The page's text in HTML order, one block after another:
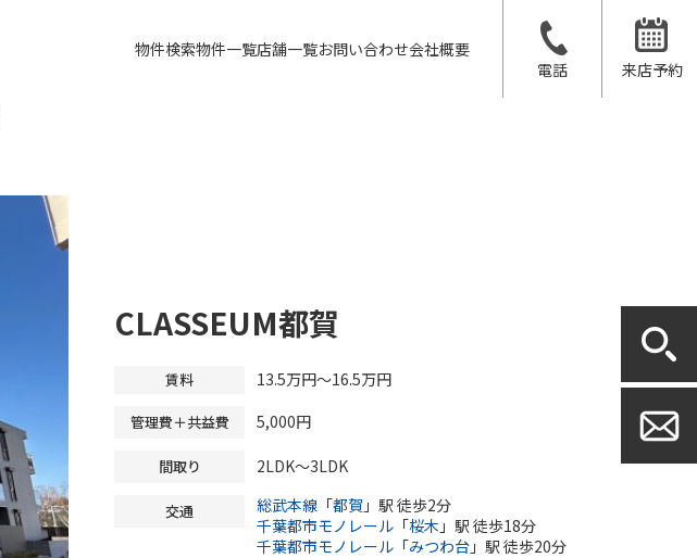
物件検索物件一覧店舗一覧お問い合わせ会社概要
電話
来店予約
CLASSEUM都賀
賃料 13.5万円～16.5万円
管理費＋共益費 5,000円
間取り 2LDK～3LDK
交通 総武本線 「都賀 」駅 徒歩2分
千葉都市モノレール 「桜木 」駅 徒歩18分
千葉都市モノレール 「みつわ台 」駅 徒歩20分